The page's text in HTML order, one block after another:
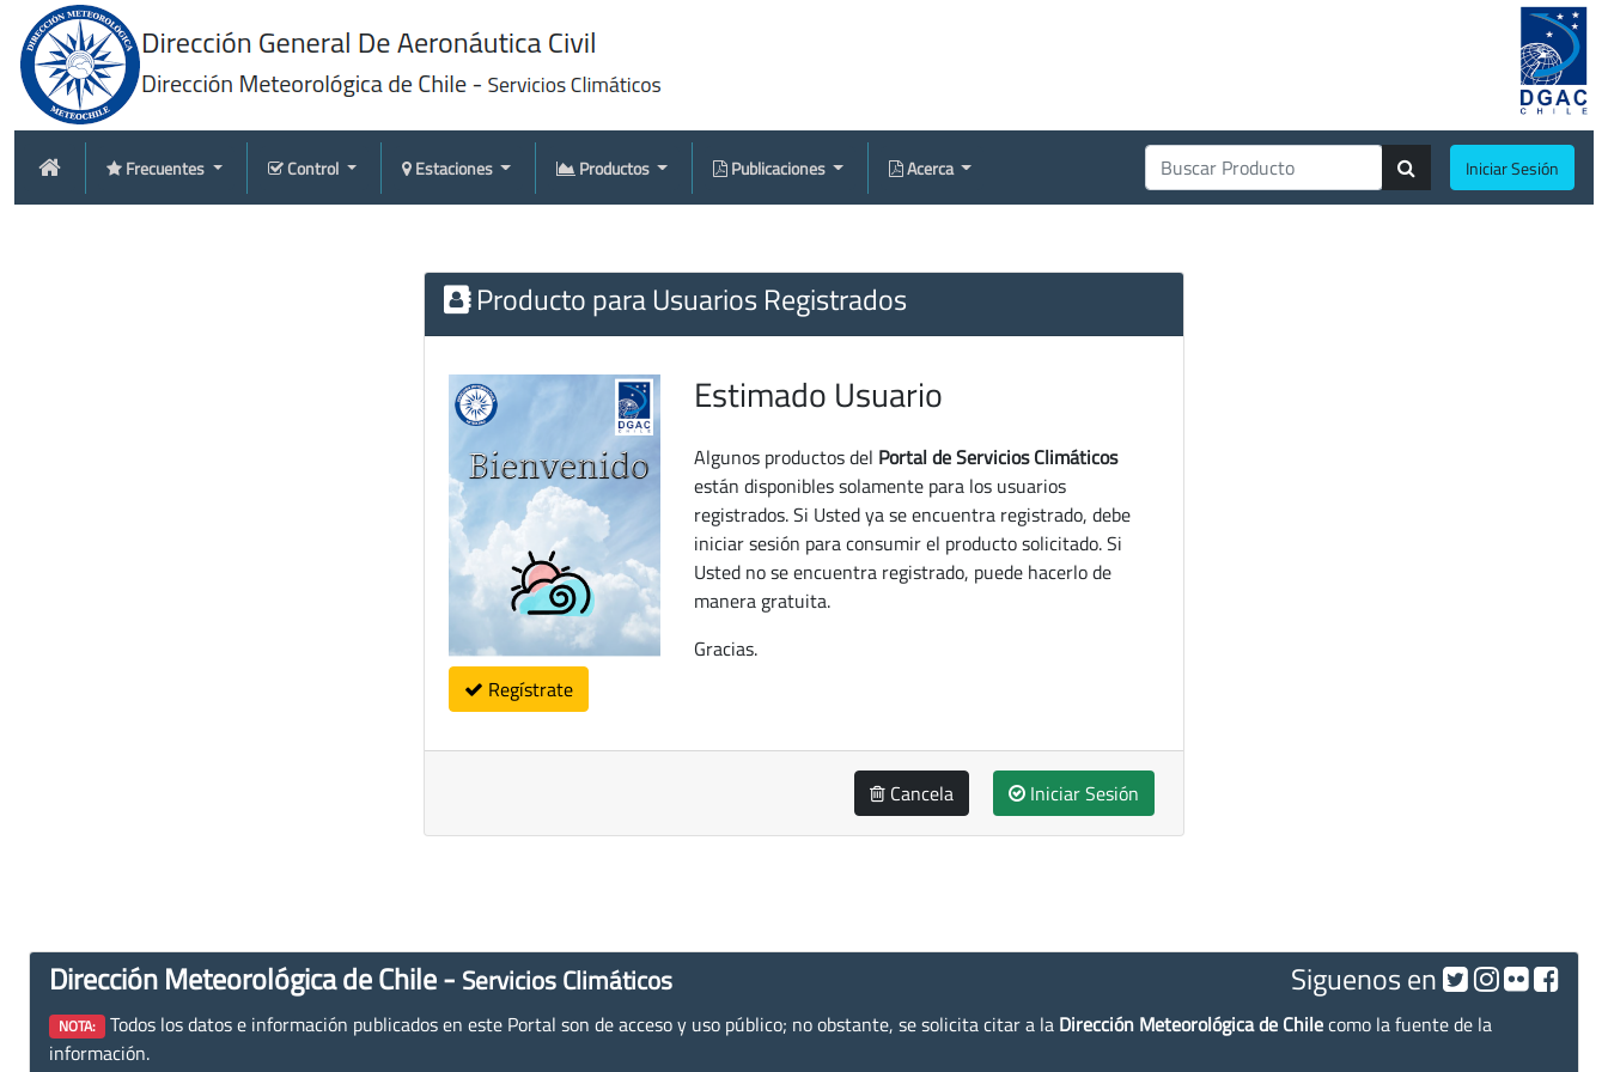
Frecuentes Control Estaciones Productos Publicaciones Acerca Iniciar Sesión
Producto para Usuarios Registrados
Regístrate
Estimado Usuario
Algunos productos del Portal de Servicios Climáticos
están disponibles solamente para los usuarios
registrados. Si Usted ya se encuentra registrado, debe
iniciar sesión para consumir el producto solicitado. Si
Usted no se encuentra registrado, puede hacerlo de
manera gratuita.
Gracias.
Cancela Iniciar Sesión
Dirección Meteorológica de Chile - Servicios Climáticos Siguenos en
NOTA: Todos los datos e información publicados en este Portal son de acceso y uso público; no obstante, se solicita citar a la Dirección Meteorológica de Chilecomo la fuente de la
información.